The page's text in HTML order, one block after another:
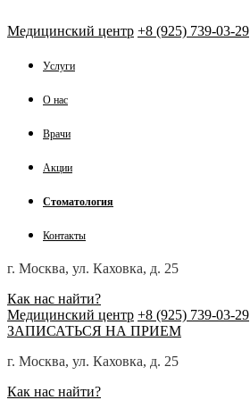
Медицинский центр +8 (925) 739-03-29
Услуги
О нас
Врачи
Акции
Стоматология
Контакты
г. Москва, ул. Каховка, д. 25
Как нас найти?
Медицинский центр +8 (925) 739-03-29
ЗАПИСАТЬСЯ НА ПРИЕМ
г. Москва, ул. Каховка, д. 25
Как нас найти?